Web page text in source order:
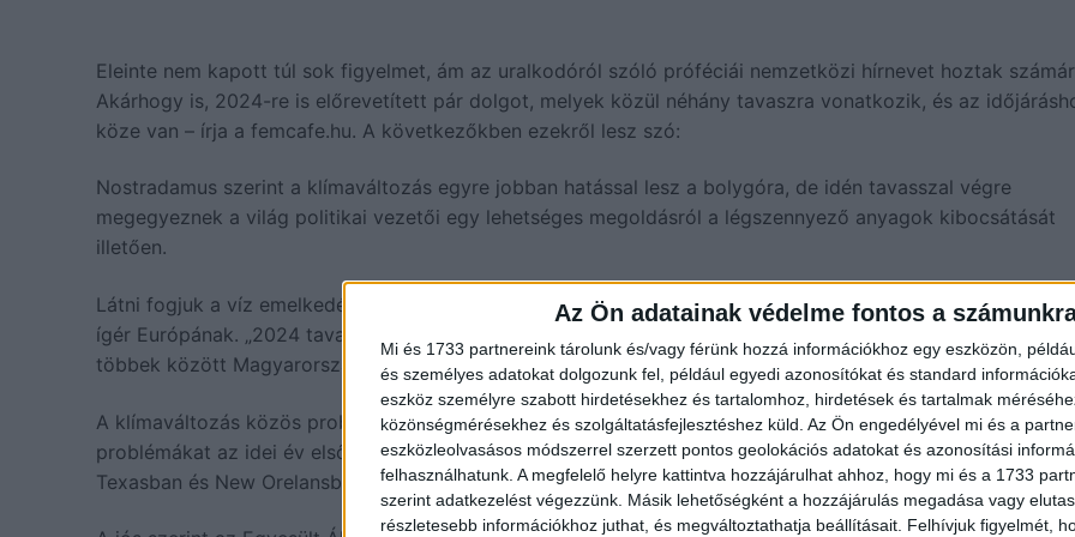
Az Ön adatainak védelme fontos a
Mi és 1733 partnereink tárolunk és/vagy férünk hozzá információkhoz egy eszközön,
és személyes adatokat dolgozunk fel, például egyedi azonosítókat és standard
eszköz személyre szabott hirdetésekhez és tartalomhoz, hirdetések és tartalmak
közönségmérésekhez és szolgáltatásfejlesztéshez küld. Az Ön engedélyével mi és a
eszközleolvasásos módszerrel szerzett pontos geolokációs adatokat és azonosítási
felhasználhatunk. A megfelelő helyre kattintva hozzájárulhat ahhoz, hogy mi és a 1733
szerint adatkezelést végezzünk. Másik lehetőségként a hozzájárulás megadása vagy
részletesebb információkhoz juthat, és megváltoztathatja beállításait. Felhívjuk figyelmét,
Eleinte nem kapott túl sok figyelmet, ám az uralkodóról szóló próféciái nemzetközi hírnevet hoztak
Akárhogy is, 2024-re is előrevetített pár dolgot, melyek közül néhány tavaszra vonatkozik, és az
köze van – írja a femcafe.hu. A következőkben ezekről lesz szó:
Nostradamus szerint a klímaváltozás egyre jobban hatással lesz a bolygóra, de idén tavasszal végre
megegyeznek a világ politikai vezetői egy lehetséges megoldásról a légszennyező anyagok kibocsátását
illetően.
Látni fogjuk a víz emelkedését, és ahogy a Föld ennek aláhull” – jövendölte a próféta. Nostradamus nem
ígér Európának. „2024 tavaszán néhány országnak hatalmas árvizekkel kell megküzdenie” – hangsúlyozta,
többek között Magyarországot, Olaszországot, Csehországot és az Egyesült Királyságot is megemlítette.
A klímaváltozás közös probléma, de a próféta szavai szerint a hurrikánok főként Amerikában okoznak
problémákat az idei év első felében. Nostradamus úgy véli, a felerősödő időjárási anomáliák főleg a
Texasban és New Orelansban élőket érintik majd.